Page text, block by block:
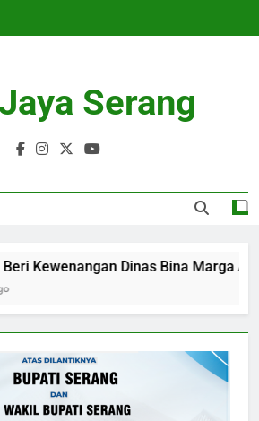
Serang
Beri Kewenangan Dinas Bina Marga